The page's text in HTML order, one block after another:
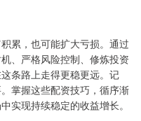
累，也可能扩大亏损。通过
、严格风险控制、修炼投资
条路上走得更稳更远。记
掌握这些配资技巧，循序渐
实现持续稳定的收益增长。